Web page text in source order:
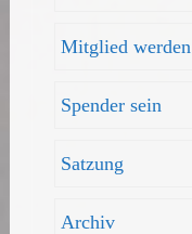
Mitglied werden
Spender sein
Satzung
Archiv